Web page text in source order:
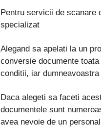
Pentru servicii de scanare
specializat
Alegand sa apelati la un
conversie documente
conditii, iar
Daca alegeti sa faceti
documentele sunt
avea nevoie de un